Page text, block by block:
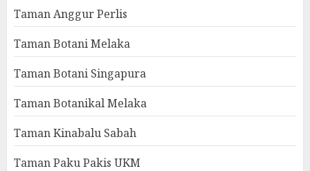
Taman Anggur Perlis
Taman Botani Melaka
Taman Botani Singapura
Taman Botanikal Melaka
Taman Kinabalu Sabah
Taman Paku Pakis UKM